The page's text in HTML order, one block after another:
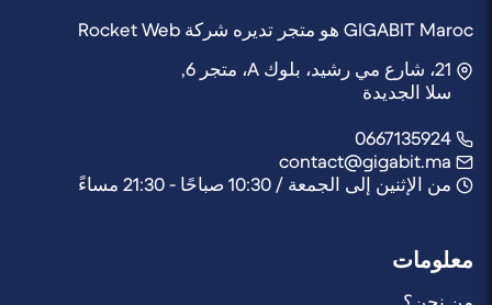
GIGABIT Maroc هو متجر تديره شركة Rocket Web
21، شارع مي رشيد، بلوك A، متجر 6,
سلا الجديدة
من الإثنين إلى الجمعة / 10:30 صباحًا - 21:30 مساءً
معلومات